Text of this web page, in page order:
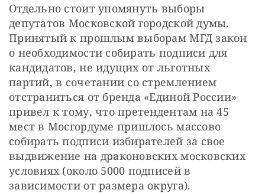
Отдельно стоит упомянуть выборы
депутатов Московской городской думы.
Принятый к прошлым выборам МГД закон
о необходимости собирать подписи для
кандидатов, не идущих от льготных
партий, в сочетании со стремлением
отстраниться от бренда «Единой России»
привел к тому, что претендентам на 45
мест в Мосгордуме пришлось массово
собирать подписи избирателей за свое
выдвижение на драконовских московских
условиях (около 5000 подписей в
зависимости от размера округа).